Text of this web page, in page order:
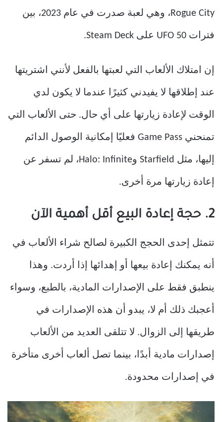
Rogue City، وهي لعبة صدرت في عام 2023، بين
فترات UFO 50 على Steam Deck.
إن امتلاك الألعاب التي لعبتها بالفعل لأنني اشتريتها
عند إطلاقها لا يفيدني كثيرًا عندما لا يكون لدي
الوقت لإعادة زيارتها على أي حال. حتى الألعاب التي
تمنحني Game Pass فعليًا إمكانية الوصول الدائم
إليها، مثل Starfield وHalo: Infinite، لم تسفر عن
إعادة زيارتها مرة أخرى.
2. حجة إعادة البيع أقل أهمية الآن
تتمثل إحدى الحجج الكبيرة لصالح شراء الألعاب في
أنه يمكنك إعادة بيعها أو إهدائها إذا أردت. وهذا
ينطبق فقط على الإصدارات المادية، بالطبع، وسواء
أعجبك ذلك أم لا، يبدو أن هذه الإصدارات في
طريقها إلى الزوال. لا تتلقى العديد من الألعاب
إصدارات مادية أبدًا، بينما تصل ألعاب أخرى متأخرة
في إصدارات محدودة.